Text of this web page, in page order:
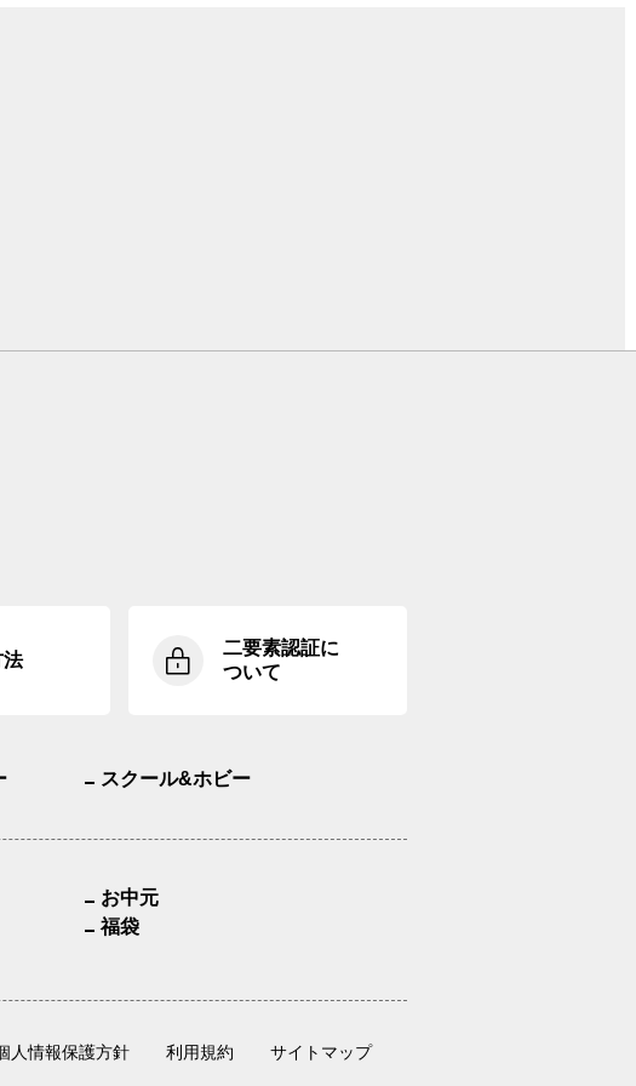
法
二要素認証に
ついて
スクール&ホビー
お中元
福袋
人情報保護方針 利用規約 サイトマップ